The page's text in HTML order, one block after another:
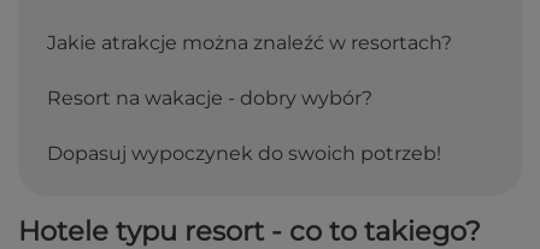
Jakie atrakcje można znaleźć w resortach?
Resort na wakacje - dobry wybór?
Dopasuj wypoczynek do swoich potrzeb!
Hotele typu resort - co to takiego?